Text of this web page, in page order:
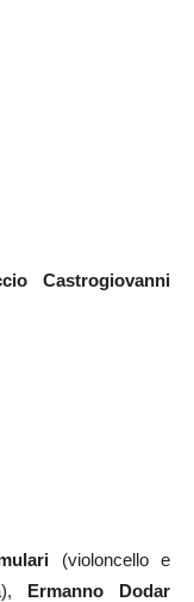
Castrogiovanni
(violoncello e
Ermanno Dodar